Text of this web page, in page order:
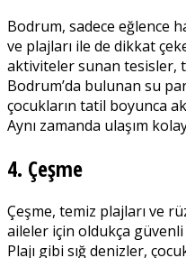
Bodrum, sadece eğlence
ve plajları ile de dikkat
aktiviteler sunan tesisler,
Bodrum’da bulunan su
çocukların tatil boyunca
Aynı zamanda ulaşım
4. Çeşme
Çeşme, temiz plajları ve
aileler için oldukça
Plajı gibi sığ denizler,